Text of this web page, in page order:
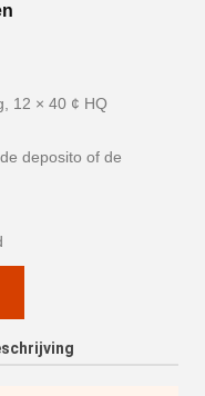
12 × 40 ¢ HQ
deposito of de